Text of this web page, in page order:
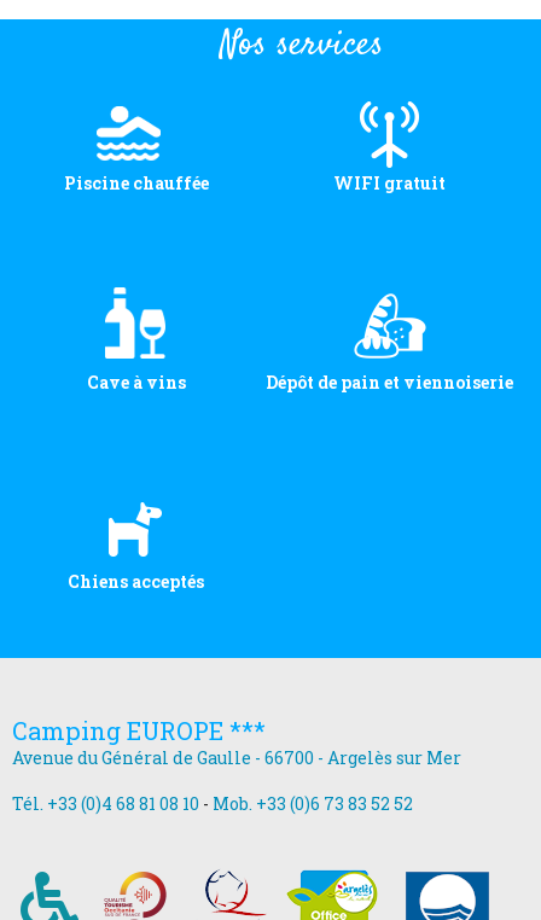
Nos services
Piscine chauffée WIFI gratuit
Cave à vins Dépôt de pain et viennoiserie
Chiens acceptés
Camping EUROPE ***
Avenue du Général de Gaulle - 66700 - Argelès sur Mer
Tél. +33 (0)4 68 81 08 10 - Mob. +33 (0)6 73 83 52 52